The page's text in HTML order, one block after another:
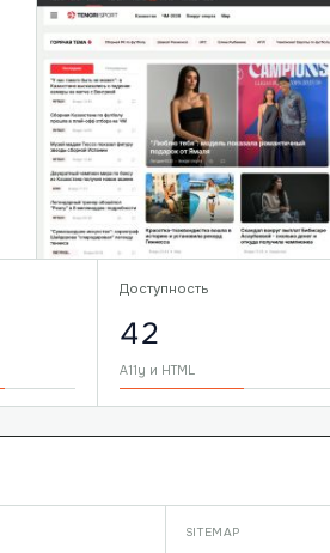
Доступность
42
A11y и HTML
SITEMAP